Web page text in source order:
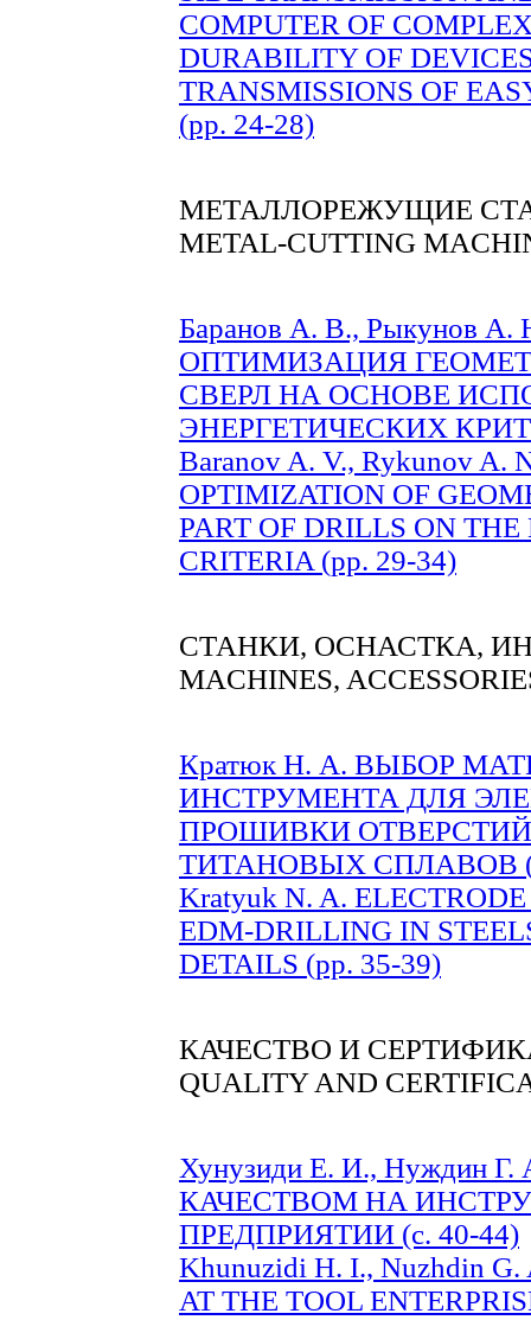
COMPUTER OF
DURABILITY OF
TRANSMISSIONS OF
(pp. 24-28)
МЕТАЛЛОРЕЖУЩИЕ
METAL-CUTTING
Баранов А. В., Рыкунов А.
ОПТИМИЗАЦИЯ
СВЕРЛ НА ОСНОВЕ
ЭНЕРГЕТИЧЕСКИХ
Baranov A. V., Rykunov A.
OPTIMIZATION OF
PART OF DRILLS ON THE
CRITERIA (pp. 29-34)
СТАНКИ, ОСНАСТКА,
MACHINES,
Кратюк Н. А. ВЫБОР
ИНСТРУМЕНТА ДЛЯ
ПРОШИВКИ
ТИТАНОВЫХ СПЛАВОВ
Kratyuk N. A.
EDM-DRILLING IN
DETAILS (pp. 35-39)
КАЧЕСТВО И
QUALITY AND
Хунузиди Е. И., Нуждин
КАЧЕСТВОМ НА
ПРЕДПРИЯТИИ (с. 40-44)
Khunuzidi H. I., Nuzhdin
AT THE TOOL